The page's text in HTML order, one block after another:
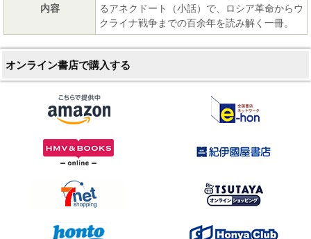
内容
るアネクドート（小話）で、ロシア革命からウ
クライナ戦争までの百余年を読み解く一冊。
オンライン書店で購入する